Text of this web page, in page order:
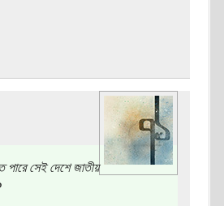
পারে সেই দেশে জাতীয়